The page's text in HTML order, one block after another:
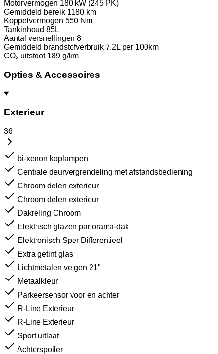
Motorvermogen 180 kW (245 PK)
Gemiddeld bereik 1180 km
Koppelvermogen 550 Nm
Tankinhoud 85L
Aantal versnellingen 8
Gemiddeld brandstofverbruik 7.2L per 100km
CO₂ uitstoot 189 g/km
Opties & Accessoires
Exterieur
36
bi-xenon koplampen
Centrale deurvergrendeling met afstandsbediening
Chroom delen exterieur
Chroom delen exterieur
Dakreling Chroom
Elektrisch glazen panorama-dak
Elektronisch Sper Differentieel
Extra getint glas
Lichtmetalen velgen 21"
Metaalkleur
Parkeersensor voor en achter
R-Line Exterieur
R-Line Exterieur
Sport uitlaat
Achterspoiler